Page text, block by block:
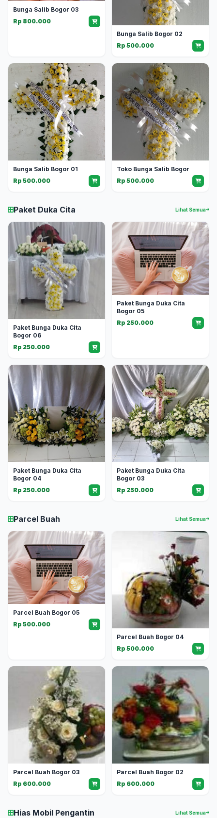
Bunga Salib Bogor 03
Rp 800.000
Bunga Salib Bogor 02
Rp 500.000
Bunga Salib Bogor 01
Rp 500.000
Toko Bunga Salib Bogor
Rp 500.000
Paket Duka Cita Lihat Semua
Paket Bunga Duka Cita
Bogor 06
Rp 250.000
Paket Bunga Duka Cita
Bogor 05
Rp 250.000
Paket Bunga Duka Cita
Bogor 04
Rp 250.000
Paket Bunga Duka Cita
Bogor 03
Rp 250.000
Parcel Buah Lihat Semua
Parcel Buah Bogor 05
Rp 500.000
Parcel Buah Bogor 04
Rp 500.000
Parcel Buah Bogor 03
Rp 600.000
Parcel Buah Bogor 02
Rp 600.000
Hias Mobil Pengantin Lihat Semua